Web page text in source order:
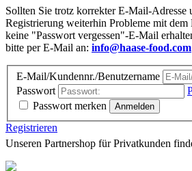
Sollten Sie trotz korrekter E-Mail-Adresse
Registrierung weiterhin Probleme mit dem
keine "Passwort vergessen"-E-Mail
bitte per E-Mail an: info@haase-food.com
E-Mail/Kundennr./Benutzername
Passwort
Passwort merken
Anmelden
Registrieren
Unseren Partnershop für Privatkunden